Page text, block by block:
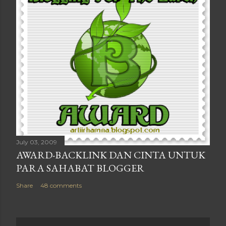
July 03, 2009
AWARD-BACKLINK DAN CINTA UNTUK
PARA SAHABAT BLOGGER
Share 48 comments